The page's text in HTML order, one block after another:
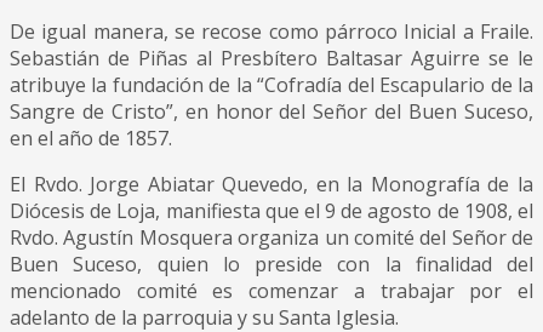
De igual manera, se recose como párroco Inicial a Fraile.
Sebastián de Piñas al Presbítero Baltasar Aguirre se le
atribuye la fundación de la “Cofradía del Escapulario de la
Sangre de Cristo”, en honor del Señor del Buen Suceso,
en el año de 1857.
El Rvdo. Jorge Abiatar Quevedo, en la Monografía de la
Diócesis de Loja, manifiesta que el 9 de agosto de 1908, el
Rvdo. Agustín Mosquera organiza un comité del Señor de
Buen Suceso, quien lo preside con la finalidad del
mencionado comité es comenzar a trabajar por el
adelanto de la parroquia y su Santa Iglesia.